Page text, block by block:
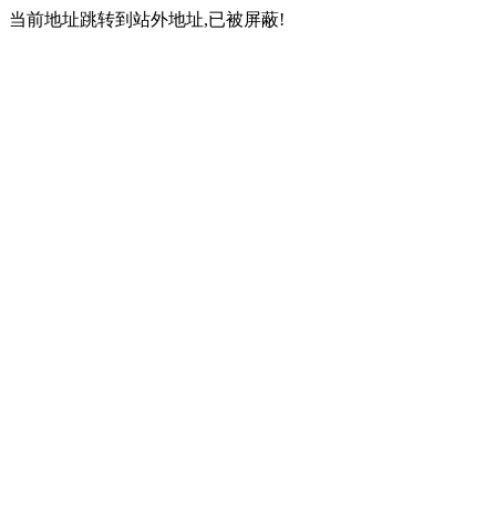
当前地址跳转到站外地址,已被屏蔽!